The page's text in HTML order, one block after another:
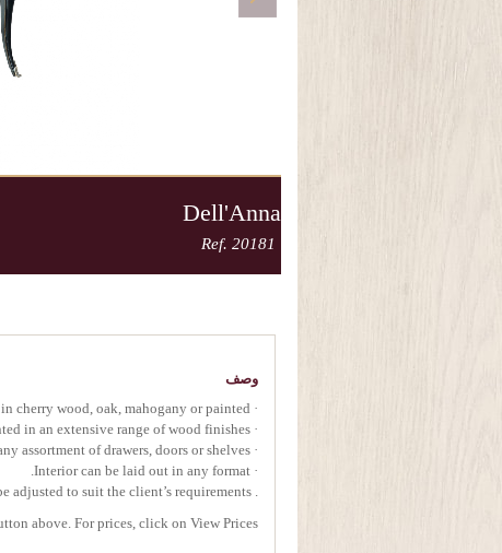
Dell'Anna
Ref. 20181
وصف
· Handcrafted in cherry wood, oak, mahogany or painted.
· Hand painted in an extensive range of wood finishes.
· Available with any assortment of drawers, doors or shelves.
· Interior can be laid out in any format.
. Dimensions can be adjusted to suit the client’s requirements.
above. For prices, click on View Prices.